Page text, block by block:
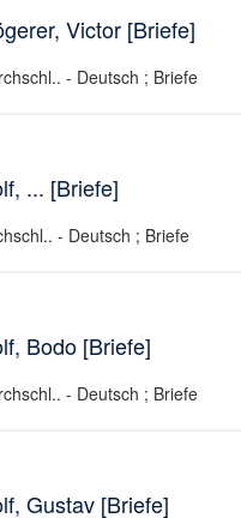
Victor [Briefe]
- Deutsch ; Briefe
... [Briefe]
- Deutsch ; Briefe
Bodo [Briefe]
- Deutsch ; Briefe
Gustav [Briefe]